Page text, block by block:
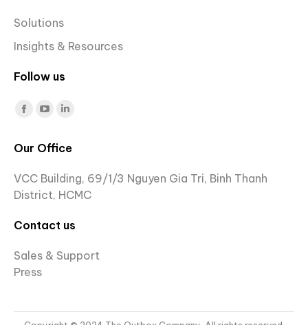
Solutions
Insights & Resources
Follow us
Find us on:
Facebook
opens
new
YouTube
opens
new
Linkedin
opens
in
new
Our Office
VCC Building, 69/1/3 Nguyen Gia Tri, Binh Thanh
District, HCMC
Contact us
Sales & Support
Press